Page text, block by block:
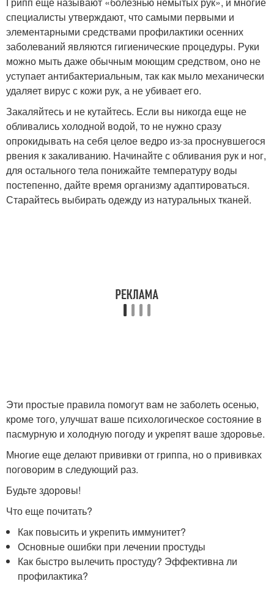
специалисты утверждают, что самыми первыми и
элементарными средствами профилактики осенних
заболеваний являются гигиенические процедуры. Руки
можно мыть даже обычным моющим средством, оно не
уступает антибактериальным, так как мыло механически
удаляет вирус с кожи рук, а не убивает его.
Закаляйтесь и не кутайтесь. Если вы никогда еще не
обливались холодной водой, то не нужно сразу
опрокидывать на себя целое ведро из-за проснувшегося
рвения к закаливанию. Начинайте с обливания рук и ног,
для остального тела понижайте температуру воды
постепенно, дайте время организму адаптироваться.
Старайтесь выбирать одежду из натуральных тканей.
Эти простые правила помогут вам не заболеть осенью,
кроме того, улучшат ваше психологическое состояние в
пасмурную и холодную погоду и укрепят ваше здоровье.
Многие еще делают прививки от гриппа, но о прививках
поговорим в следующий раз.
Будьте здоровы!
Что еще почитать?
Как повысить и укрепить иммунитет?
Основные ошибки при лечении простуды
Как быстро вылечить простуду? Эффективна ли
профилактика?